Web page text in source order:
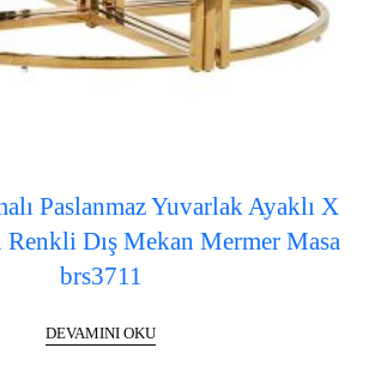
Paslanmaz Yuvarlak Ayaklı X
Dış Mekan Mermer Masa
brs3711
DEVAMINI OKU